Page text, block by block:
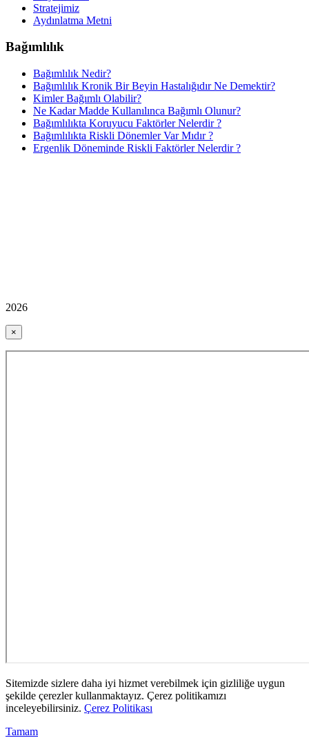
Stratejimiz
Aydınlatma Metni
Bağımlılık
Bağımlılık Nedir?
Bağımlılık Kronik Bir Beyin Hastalığıdır Ne Demektir?
Kimler Bağımlı Olabilir?
Ne Kadar Madde Kullanılınca Bağımlı Olunur?
Bağımlılıkta Koruyucu Faktörler Nelerdir ?
Bağımlılıkta Riskli Dönemler Var Mıdır ?
Ergenlik Döneminde Riskli Faktörler Nelerdir ?
2026
×
Sitemizde sizlere daha iyi hizmet verebilmek için gizliliğe uygun
şekilde çerezler kullanmaktayız. Çerez politikamızı
inceleyebilirsiniz. Çerez Politikası
Tamam